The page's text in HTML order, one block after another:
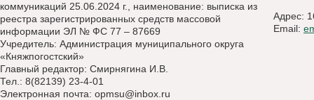
коммуникаций 25.06.2024 г., наименование: выписка из
реестра зарегистрированных средств массовой
информации ЭЛ № ФС 77 – 87669
Учредитель: Администрация муниципального округа
«Княжпогостский»
Главный редактор: Смирнягина И.В.
Тел.: 8(82139) 23-4-01
Электронная почта: opmsu@inbox.ru
Адрес:
Email: